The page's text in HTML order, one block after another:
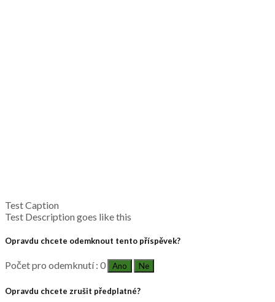
Test Caption
Test Description goes like this
Opravdu chcete odemknout tento příspěvek?
Počet pro odemknutí : 0 Ano Ne
Opravdu chcete zrušit předplatné?